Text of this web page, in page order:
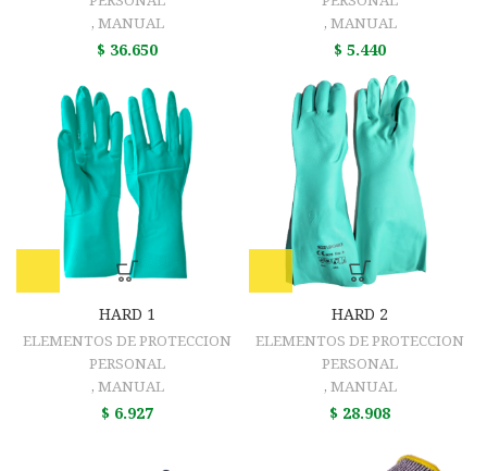
, MANUAL
$ 36.650
, MANUAL
$ 5.440
HARD 1
ELEMENTOS DE PROTECCION
PERSONAL
, MANUAL
$ 6.927
HARD 2
ELEMENTOS DE PROTECCION
PERSONAL
, MANUAL
$ 28.908